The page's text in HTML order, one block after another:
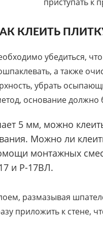
КЛЕИТЬ
убедиться,
а также
убрать
основание
5 мм, можно
Можно ли
монтажных
и Р-17ВЛ.
размазывая
приложить к стене,